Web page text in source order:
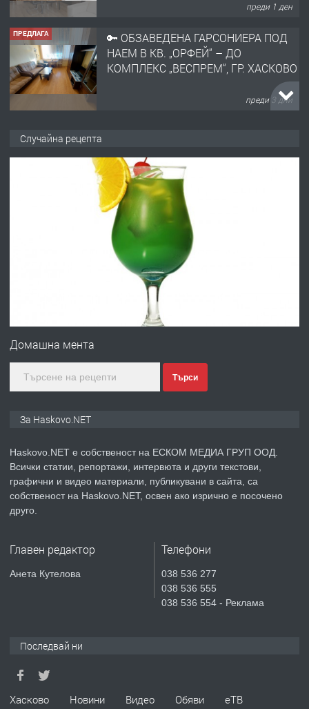
преди 3 дни
ПРЕДЛАГА
НАПЪЛНО ОБЗАВЕДЕН И
ОБОРУДВАН ТРИСТАЕН
АПАРТАМЕНТ В ЦЕНТЪРА НА ГР.
преди 3 дни
№4120 Магазин/Офис под наем в кв.
Любен Каравелов, Хасково-близо до
градската градина!
ПРОСТОРЕН ТРИСТАЕН
преди 4 дни
ПРЕДЛАГА СГЛОБЯВАНЕ НА МЕБЕЛИ.
№4119 Едностаен обзаведен
Случайна рецепта
Домашна мента
Търси
За Haskovo.NET
Haskovo.NET е собственост на ЕСКОМ МЕДИА ГРУП ООД.
Всички статии, репортажи, интервюта и други текстови,
графични и видео материали, публикувани в сайта, са
собственост на Haskovo.NET, освен ако изрично е посочено
друго.
Главен редактор
Анета Кутелова
Телефони
038 536 277
038 536 555
038 536 554 - Реклама
Последвай ни
Хасково Новини Видео Обяви
еТВ